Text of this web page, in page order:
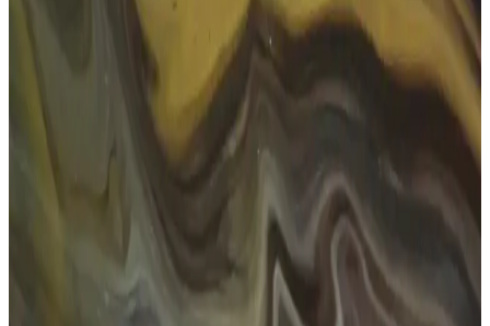
Erkekler için kare güneş gözlükleri, şıklık ve fonksiyonelliği bir
arada sunar. Yüz şekline uygun seçimler ve bakım önerileri ile
tarzınızı ve göz sağlığınızı koruyun.
Numaralı Güneş Gözlüğü Seçimi ve Moda Trendleri
Numaralı güneş gözlükleri, estetik ve sağlık açısından önemli olup,
yüz şekline uygun seçimlerle tarzınızı tamamlar. Moda trendleri ve
doğru seçim ipuçlarıyla kendinizi daha özgüvenli hissedin.
Kadınlar İçin Küçük Güneş Gözlükleri: Stil ve
Koruma İçin En İyi Seçenekler 2023